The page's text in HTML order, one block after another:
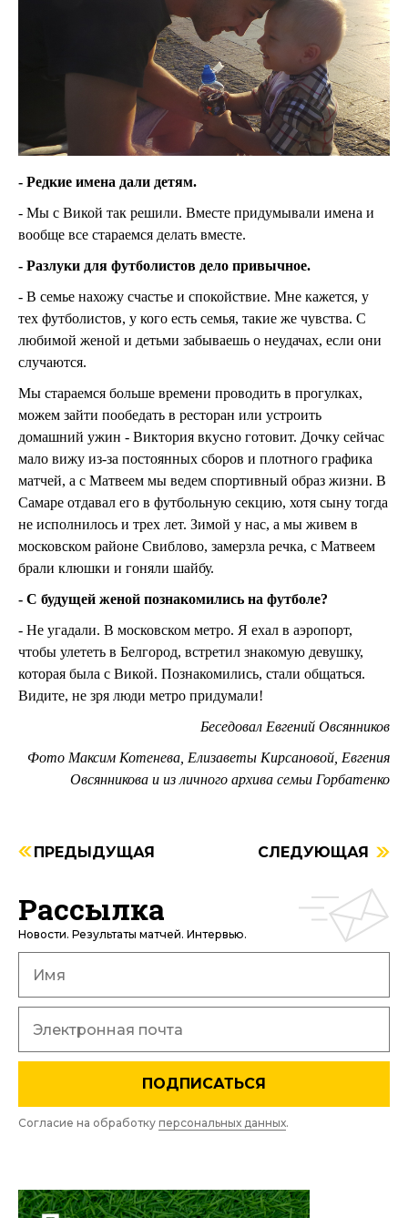
- Редкие имена дали детям.
- Мы с Викой так решили. Вместе придумывали имена и
вообще все стараемся делать вместе.
- Разлуки для футболистов дело привычное.
- В семье нахожу счастье и спокойствие. Мне кажется, у
тех футболистов, у кого есть семья, такие же чувства. С
любимой женой и детьми забываешь о неудачах, если они
случаются.
Мы стараемся больше времени проводить в прогулках,
можем зайти пообедать в ресторан или устроить
домашний ужин - Виктория вкусно готовит. Дочку сейчас
мало вижу из-за постоянных сборов и плотного графика
матчей, а с Матвеем мы ведем спортивный образ жизни. В
Самаре отдавал его в футбольную секцию, хотя сыну тогда
не исполнилось и трех лет. Зимой у нас, а мы живем в
московском районе Свиблово, замерзла речка, с Матвеем
брали клюшки и гоняли шайбу.
- С будущей женой познакомились на футболе?
- Не угадали. В московском метро. Я ехал в аэропорт,
чтобы улететь в Белгород, встретил знакомую девушку,
которая была с Викой. Познакомились, стали общаться.
Видите, не зря люди метро придумали!
Беседовал Евгений Овсянников
Фото Максим Котенева, Елизаветы Кирсановой, Евгения
Овсянникова и из личного архива семьи Горбатенко
ПРЕДЫДУЩАЯ СЛЕДУЮЩАЯ
Рассылка
Новости. Результаты матчей. Интервью.
ПОДПИСАТЬСЯ
Согласие на обработку персональных данных.